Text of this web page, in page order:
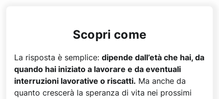
Scopri come
La risposta è semplice: dipende dall’età che hai, da
quando hai iniziato a lavorare e da eventuali
interruzioni lavorative o riscatti. Ma anche da
quanto crescerà la speranza di vita nei prossimi